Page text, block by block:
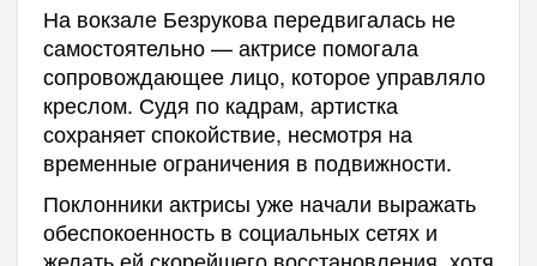
На вокзале Безрукова передвигалась не
самостоятельно — актрисе помогала
сопровождающее лицо, которое управляло
креслом. Судя по кадрам, артистка
сохраняет спокойствие, несмотря на
временные ограничения в подвижности.
Поклонники актрисы уже начали выражать
обеспокоенность в социальных сетях и
желать ей скорейшего восстановления, хотя